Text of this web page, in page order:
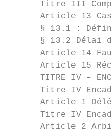
Titre III
Article 13
§ 13.1 :
§ 13.2 Délai
Article 14
Article 15
TITRE IV –
Titre IV
Article 1
Titre IV
Article 2